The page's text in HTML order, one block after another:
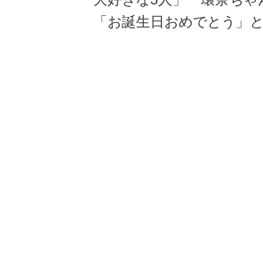
「お誕生日おめでとう」